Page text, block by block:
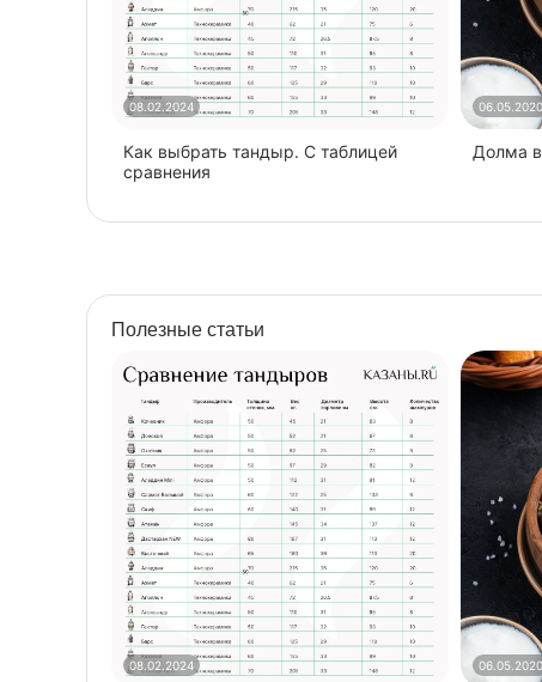
08.02.2024
Как выбрать тандыр. С таблицей
сравнения
06.05.2020
​Долма
Полезные статьи
08.02.2024 06.05.2020